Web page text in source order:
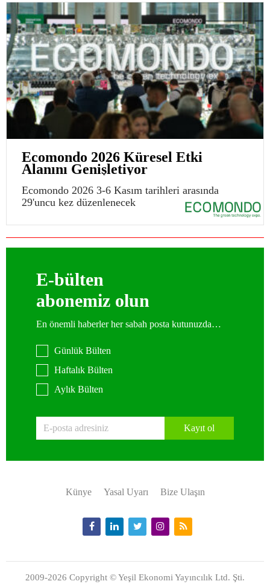
Ecomondo 2026 Küresel Etki
Alanını Genişletiyor
Ecomondo 2026 3-6 Kasım tarihleri arasında
29'uncu kez düzenlenecek
E-bülten
abonemiz olun
En önemli haberler her sabah posta kutunuzda…
Günlük Bülten
Haftalık Bülten
Aylık Bülten
Kayıt ol
Künye Yasal Uyarı Bize Ulaşın
2009-2026 Copyright © Yeşil Ekonomi Yayıncılık Ltd. Şti.